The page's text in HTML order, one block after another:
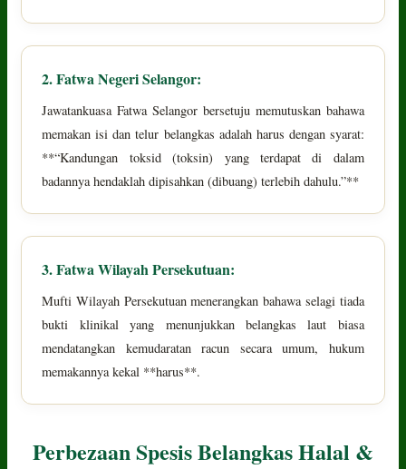
2. Fatwa Negeri Selangor:
Jawatankuasa Fatwa Selangor bersetuju memutuskan bahawa
memakan isi dan telur belangkas adalah harus dengan syarat:
**“Kandungan toksid (toksin) yang terdapat di dalam
badannya hendaklah dipisahkan (dibuang) terlebih dahulu.”**
3. Fatwa Wilayah Persekutuan:
Mufti Wilayah Persekutuan menerangkan bahawa selagi tiada
bukti klinikal yang menunjukkan belangkas laut biasa
mendatangkan kemudaratan racun secara umum, hukum
memakannya kekal **harus**.
Perbezaan Spesis Belangkas Halal &